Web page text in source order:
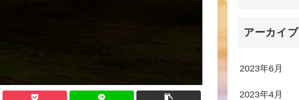
アーカイブ
2023年6月
2023年4月